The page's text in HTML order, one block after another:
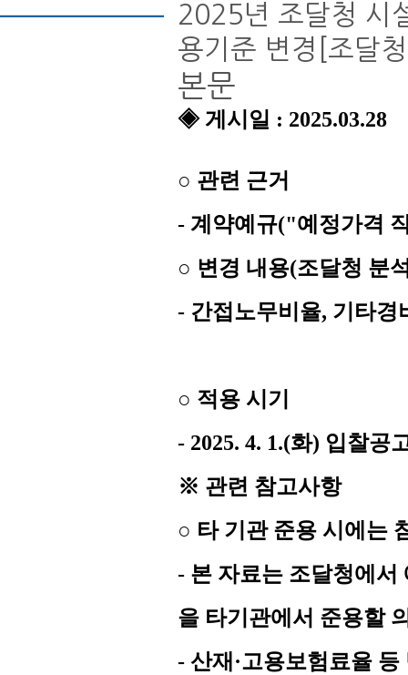
2025년 조달청 시
용기준 변경[조달
본문
◈ ​ 게시일 : 2025.03.28
○ 관련 근거
- 계약예규("예정가격
○ 변경 내용(조달청 분
- 간접노무비율, 기타경
○ 적용 시기
- 2025. 4. 1.(화) 입찰공
※ 관련 참고사항
○ 타 기관 준용 시에는
- 본 자료는 조달청에서
을 타기관에서 준용할
- 산재·고용보험료율